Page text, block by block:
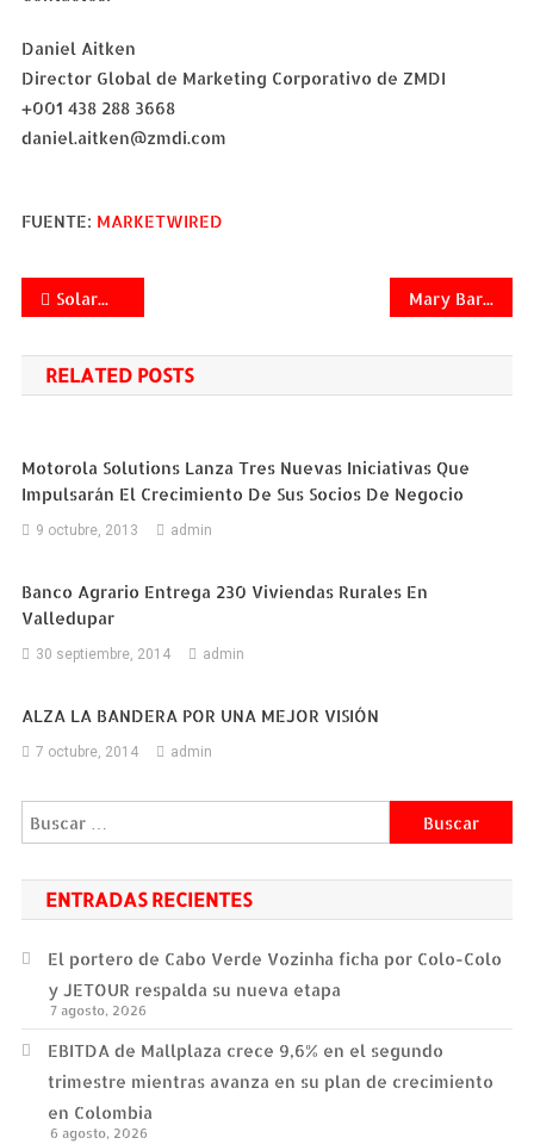
Daniel Aitken
Director Global de Marketing Corporativo de ZMDI
+001 438 288 3668
daniel.aitken@zmdi.com
FUENTE: MARKETWIRED
Navegación
de
entradas
SolarWinds lanza su más reciente sistema NetFlow Traffic Analyzer con un procesamiento de flujo 400 por ciento más rápido e informes al minuto Mary Barra se convertirá en la próxima Directora General y CEO de General Motors; Dan Amman nombrado Presidente 2013-12-10
RELATED POSTS
Motorola Solutions Lanza Tres Nuevas Iniciativas Que
Impulsarán El Crecimiento De Sus Socios De Negocio
9 octubre, 2013 admin
Banco Agrario Entrega 230 Viviendas Rurales En
Valledupar
30 septiembre, 2014 admin
ALZA LA BANDERA POR UNA MEJOR VISIÓN
7 octubre, 2014 admin
Buscar:
ENTRADAS RECIENTES
El portero de Cabo Verde Vozinha ficha por Colo-Colo
y JETOUR respalda su nueva etapa
7 agosto, 2026
EBITDA de Mallplaza crece 9,6% en el segundo
trimestre mientras avanza en su plan de crecimiento
en Colombia
6 agosto, 2026